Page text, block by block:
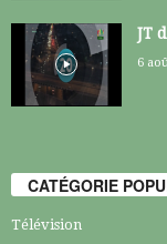
JT
6
CATÉGORIE
Télévision